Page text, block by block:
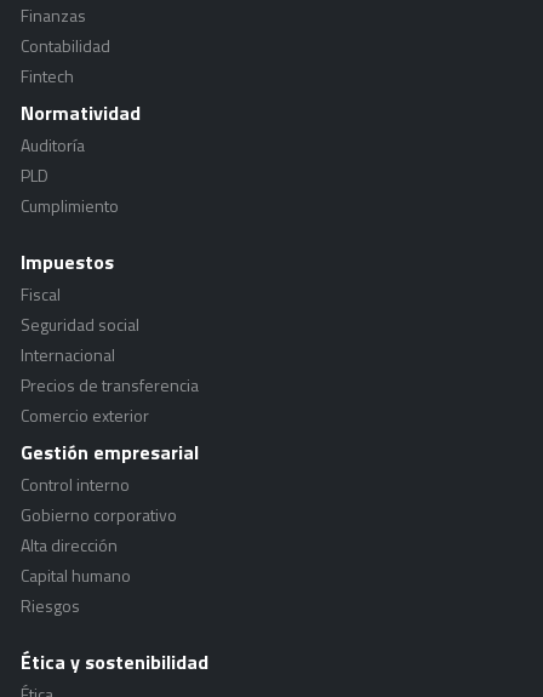
Finanzas
Contabilidad
Fintech
Normatividad
Auditoría
PLD
Cumplimiento
Impuestos
Fiscal
Seguridad social
Internacional
Precios de transferencia
Comercio exterior
Gestión empresarial
Control interno
Gobierno corporativo
Alta dirección
Capital humano
Riesgos
Ética y sostenibilidad